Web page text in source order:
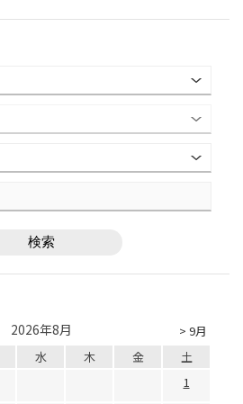
> 9月
2026年8月
水 木 金
土
1